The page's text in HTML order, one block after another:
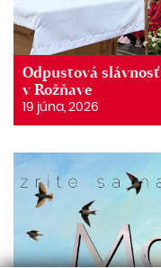
Odpustová
v Rožňave
19 júna, 2026